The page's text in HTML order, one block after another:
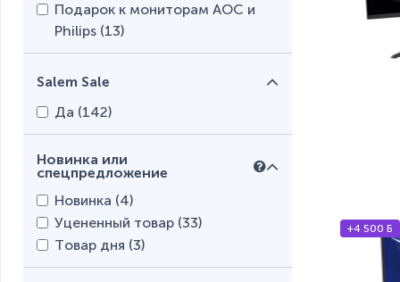
Подарок к мониторам AOC и
Philips (13)
Salem Sale
Да (142)
Новинка или
спецпредложение
Новинка (4)
Уцененный товар (33)
Товар дня (3)
+4 500 Б